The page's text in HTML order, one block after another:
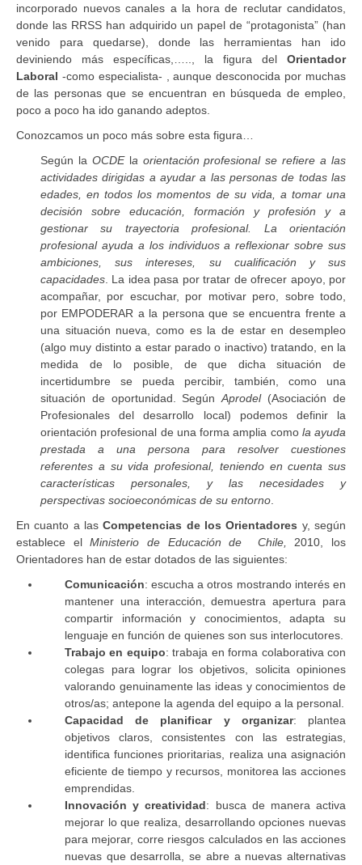
incorporado nuevos canales a la hora de reclutar candidatos,
donde las RRSS han adquirido un papel de “protagonista” (han
venido para quedarse), donde las herramientas han ido
deviniendo más específicas,….., la figura del Orientador
Laboral -como especialista- , aunque desconocida por muchas
de las personas que se encuentran en búsqueda de empleo,
poco a poco ha ido ganando adeptos.
Conozcamos un poco más sobre esta figura…
Según la OCDEla orientación profesional se refiere a las
actividades dirigidas a ayudar a las personas de todas las
edades, en todos los momentos de su vida, a tomar una
decisión sobre educación, formación y profesión y a
gestionar su trayectoria profesional. La orientación
profesional ayuda a los individuos a reflexionar sobre sus
ambiciones, sus intereses, su cualificación y sus
capacidades . La idea pasa por tratar de ofrecer apoyo, por
acompañar, por escuchar, por motivar pero, sobre todo,
por EMPODERAR a la persona que se encuentra frente a
una situación nueva, como es la de estar en desempleo
(algo muy distinto a estar parado o inactivo) tratando, en la
medida de lo posible, de que dicha situación de
incertidumbre se pueda percibir, también, como una
situación de oportunidad. SegúnAprodel(Asociación de
Profesionales del desarrollo local) podemos definir la
orientación profesional de una forma amplia como la ayuda
prestada a una persona para resolver cuestiones
referentes a su vida profesional, teniendo en cuenta sus
características personales, y las necesidades y
perspectivas socioeconómicas de su entorno
En cuanto a lasCompetencias de los Orientadores y, según
establece elMinisterio de Educación de Chile,
2010, los
Orientadores han de estar dotados de las siguientes:
Comunicación: escucha a otros mostrando interés en
mantener una interacción, demuestra apertura para
compartir información y conocimientos, adapta su
lenguaje en función de quienes son sus interlocutores.
Trabajo en equipo: trabaja en forma colaborativa con
colegas para lograr los objetivos, solicita opiniones
valorando genuinamente las ideas y conocimientos de
otros/as; antepone la agenda del equipo a la personal.
Capacidad de planificar y organizar: plantea
objetivos claros, consistentes con las estrategias,
identifica funciones prioritarias, realiza una asignación
eficiente de tiempo y recursos, monitorea las acciones
emprendidas.
Innovación y creatividad: busca de manera activa
mejorar lo que realiza, desarrollando opciones nuevas
para mejorar, corre riesgos calculados en las acciones
nuevas que desarrolla, se abre a nuevas alternativas